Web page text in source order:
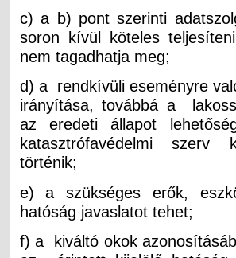
c) a b) pont szerinti
soron kívül köteles
nem tagadhatja meg;
d) a rendkívüli eseményre
irányítása, továbbá a
az eredeti állapot
katasztrófavédelmi szerv
történik;
e) a szükséges erők,
hatóság javaslatot tehet;
f) a kiváltó okok